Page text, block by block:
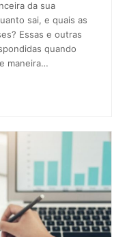
da sua
sai, e quais as
Essas e outras
quando
maneira…